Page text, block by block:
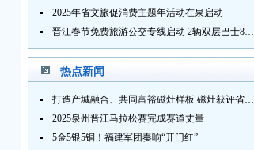
2025年省文旅促消费主题年活动在泉启动
晋江春节免费旅游公交专线启动 2辆双层巴士8辆铛铛车带你游
热点新闻
打造产城融合、共同富裕磁灶样板 磁灶获评省级乡村振兴示范乡镇
2025泉州晋江马拉松赛完成赛道丈量
5金5银5铜！福建军团奏响“开门红”